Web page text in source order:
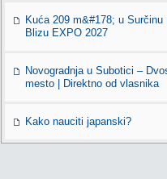
Kuća 209 m&#178; u Surčinu
Blizu EXPO 2027
Novogradnja u Subotici –
mesto | Direktno od vlasnika
Kako nauciti japanski?